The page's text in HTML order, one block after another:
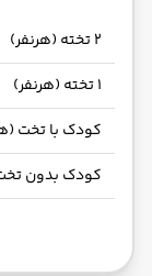
2 تخته (هرنفر)
1 تخته (هرنفر)
کودک با تخت
کودک بدون